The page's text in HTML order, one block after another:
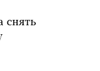
снять